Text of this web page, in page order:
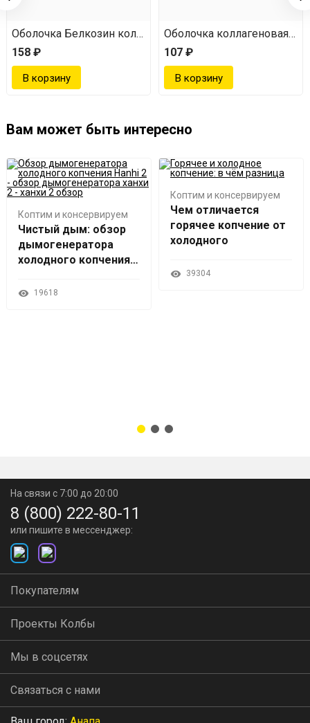
50/55 мм, 3 м
Оболочка Белкозин коллагеновая/45 мм/3 м
158 ₽
Оболочка коллагеновая/
107 ₽
Вам может быть интересно
Коптим и консервируем
Чистый дым: обзор
дымогенератора
холодного копчения
19618
Коптим и консервируем
Чем отличается
горячее копчение от
холодного
39304
На связи с 7:00 до 20:00
8 (800) 222-80-11
или пишите в мессенджер:
Покупателям
Проекты Колбы
Мы в соцсетях
Связаться с нами